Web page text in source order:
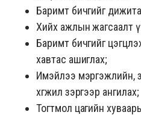
Баримт бичгийг
Хийх ажлын жагсаалт
Баримт бичгийг
хавтас ашиглах;
Имэйлээ мэргэжлийн,
хөгжил зэргээр ангилах;
Тогтмол цагийн